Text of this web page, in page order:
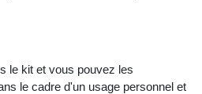
le kit et vous pouvez les
le cadre d'un usage personnel et